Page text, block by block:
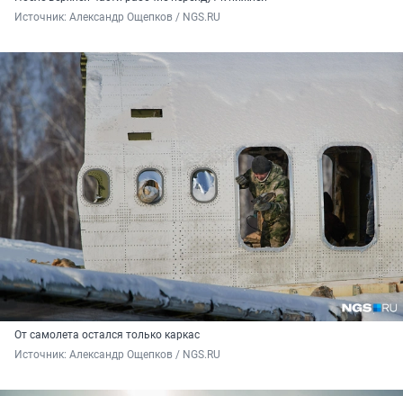
Источник: Александр Ощепков / NGS.RU
От самолета остался только каркас
Источник: Александр Ощепков / NGS.RU